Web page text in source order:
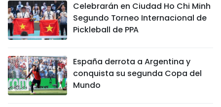
Celebrarán en Ciudad Ho Chi Minh
Segundo Torneo Internacional de
Pickleball de PPA
España derrota a Argentina y
conquista su segunda Copa del
Mundo